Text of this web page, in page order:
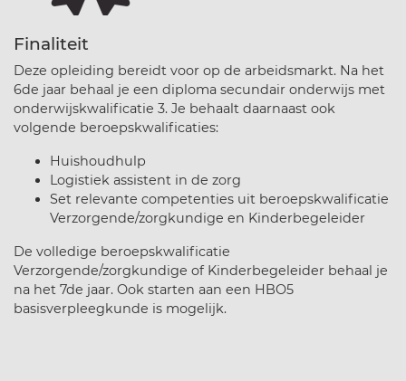
Finaliteit
Deze opleiding bereidt voor op de arbeidsmarkt. Na het
6de jaar behaal je een diploma secundair onderwijs met
onderwijskwalificatie 3. Je behaalt daarnaast ook
volgende beroepskwalificaties:
Huishoudhulp
Logistiek assistent in de zorg
Set relevante competenties uit beroepskwalificatie
Verzorgende/zorgkundige en Kinderbegeleider
De volledige beroepskwalificatie
Verzorgende/zorgkundige of Kinderbegeleider behaal je
na het 7de jaar. Ook starten aan een HBO5
basisverpleegkunde is mogelijk.